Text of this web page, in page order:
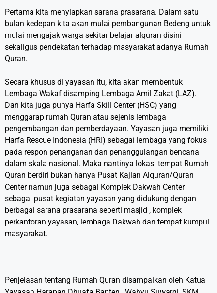
Pertama kita menyiapkan sarana prasarana. Dalam satu
bulan kedepan kita akan mulai pembangunan Bedeng untuk
mulai mengajak warga sekitar belajar alquran disini
sekaligus pendekatan terhadap masyarakat adanya Rumah
Quran.
Secara khusus di yayasan itu, kita akan membentuk
Lembaga Wakaf disamping Lembaga Amil Zakat (LAZ).
Dan kita juga punya Harfa Skill Center (HSC) yang
menggarap rumah Quran atau sejenis lembaga
pengembangan dan pemberdayaan. Yayasan juga memiliki
Harfa Rescue Indonesia (HRI) sebagai lembaga yang fokus
pada respon penanganan dan penanggulangan bencana
dalam skala nasional. Maka nantinya lokasi tempat Rumah
Quran berdiri bukan hanya Pusat Kajian Alquran/Quran
Center namun juga sebagai Komplek Dakwah Center
sebagai pusat kegiatan yayasan yang didukung dengan
berbagai sarana prasarana seperti masjid , komplek
perkantoran yayasan, lembaga Dakwah dan tempat kumpul
masyarakat.
Penjelasan tentang Rumah Quran disampaikan oleh Katua